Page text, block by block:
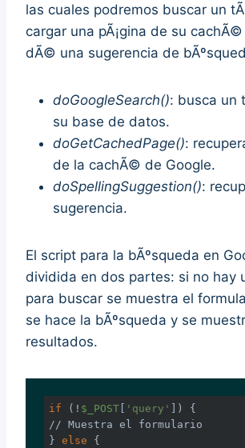
las cuales podremos buscar un
cargar una pÃ¡gina de su
dÃ© una sugerencia de
doGoogleSearch(): busca un
su base de datos.
doGetCachedPage():
de la cachÃ© de Google.
doSpellingSuggestion():
sugerencia.
El script para la bÃºsqueda en
dividida en dos partes: si no hay
para buscar se muestra el
se hace la bÃºsqueda y se
resultados.
if (! $_POST[ 'query'
// Muestra el formulario
} else